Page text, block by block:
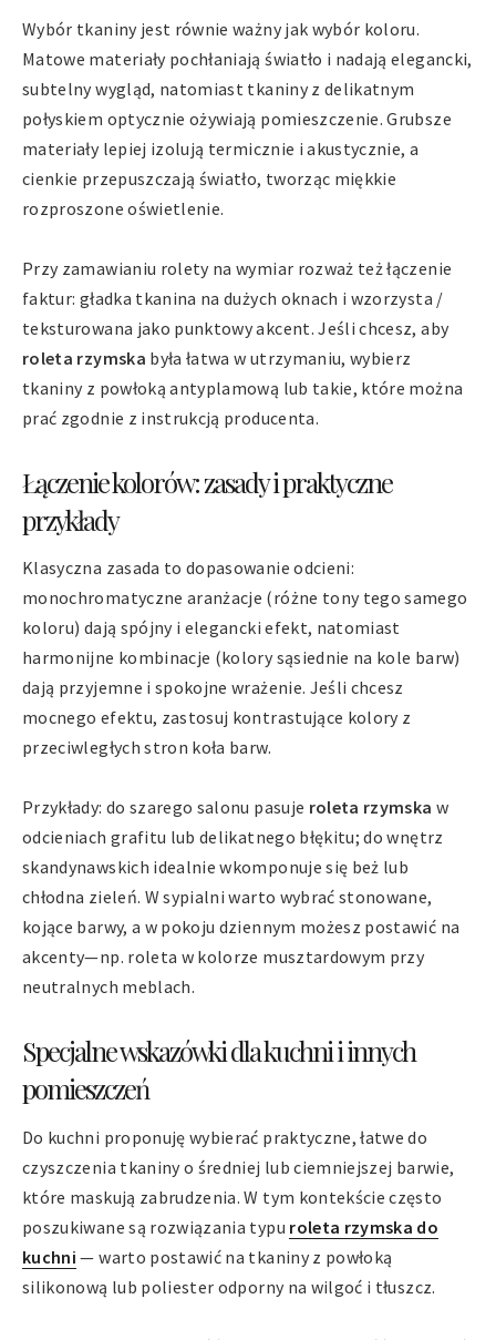
Wybór tkaniny jest równie ważny jak wybór koloru.
Matowe materiały pochłaniają światło i nadają elegancki,
subtelny wygląd, natomiast tkaniny z delikatnym
połyskiem optycznie ożywiają pomieszczenie. Grubsze
materiały lepiej izolują termicznie i akustycznie, a
cienkie przepuszczają światło, tworząc miękkie
rozproszone oświetlenie.
Przy zamawianiu rolety na wymiar rozważ też łączenie
faktur: gładka tkanina na dużych oknach i wzorzysta /
teksturowana jako punktowy akcent. Jeśli chcesz, aby
roleta rzymska była łatwa w utrzymaniu, wybierz
tkaniny z powłoką antyplamową lub takie, które można
prać zgodnie z instrukcją producenta.
Łączenie kolorów: zasady i praktyczne
przykłady
Klasyczna zasada to dopasowanie odcieni:
monochromatyczne aranżacje (różne tony tego samego
koloru) dają spójny i elegancki efekt, natomiast
harmonijne kombinacje (kolory sąsiednie na kole barw)
dają przyjemne i spokojne wrażenie. Jeśli chcesz
mocnego efektu, zastosuj kontrastujące kolory z
przeciwległych stron koła barw.
Przykłady: do szarego salonu pasuje roleta rzymska w
odcieniach grafitu lub delikatnego błękitu; do wnętrz
skandynawskich idealnie wkomponuje się beż lub
chłodna zieleń. W sypialni warto wybrać stonowane,
kojące barwy, a w pokoju dziennym możesz postawić na
akcenty—np. roleta w kolorze musztardowym przy
neutralnych meblach.
Specjalne wskazówki dla kuchni i innych
pomieszczeń
Do kuchni proponuję wybierać praktyczne, łatwe do
czyszczenia tkaniny o średniej lub ciemniejszej barwie,
które maskują zabrudzenia. W tym kontekście często
poszukiwane są rozwiązania typu roleta rzymska do
kuchni — warto postawić na tkaniny z powłoką
silikonową lub poliester odporny na wilgoć i tłuszcz.